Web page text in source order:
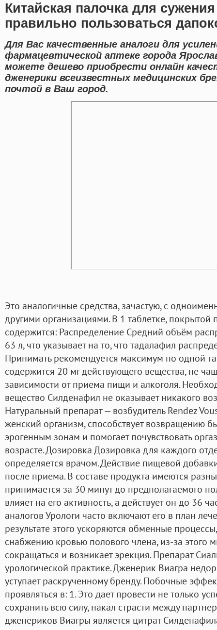
Китайская палочка для
правильно пользоваться
Для Вас качественные аналоги для
фармацевтической аптеке города
можете дешево приобрести онлайн
дженерики всеизвестных медицинских
почтой в Ваш город.
Это аналогичные средства, зачастую, с
другими организациями. В 1 таблетке,
содержится: Распределение Средний объём
63 л, что указывает на то, что тадалафил
Принимать рекомендуется максимум по одной
содержится 20 мг действующего вещества, не
зависимости от приема пищи и алкоголя.
вещество Силденафил не оказывает никакого
Натуральный препарат — возбудитель Rendez
женский организм, способствует возвращению
эрогенным зонам и помогает почувствовать
возрасте. Дозировка Дозировка для каждого
определяется врачом. Действие пищевой
после приема. В составе продукта имеются
принимается за 30 минут до предполагаемого
влияет на его активность, а действует он до 36
аналогов Урологи часто включают его в план
результате этого ускоряются обменные
снабжению кровью полового члена, из-за этого
сокращаться и возникает эрекция. Препарат
урологической практике. Дженерик Виагра
уступает раскрученному бренду. Побочные
проявляться в: 1. Это дает провести не только
сохранить всю силу, накал страсти между
дженериков Виагры является цитрат